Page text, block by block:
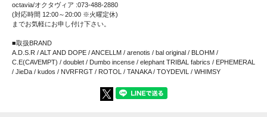
octavia/オクタヴィア :073-488-2880
(対応時間 12:00～20:00 ※火曜定休)
までお気軽にお申し付け下さい。
■取扱BRAND
A.D.S.R / ALT AND DOPE / ANCELLM / arenotis / bal original / BLOHM /
C.E(CAVEMPT) / doublet / Dumbo incense / elephant TRIBAL fabrics / EPHEMERAL
/ JieDa / kudos / NVRFRGT / ROTOL / TANAKA / TOYDEVIL / WHIMSY